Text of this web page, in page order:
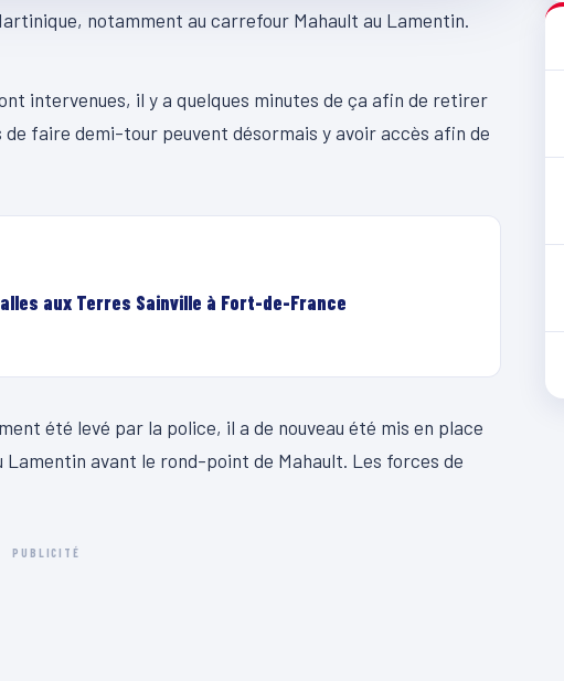
notamment au carrefour Mahault au Lamentin.
intervenues, il y a quelques minutes de ça afin de retirer
faire demi-tour peuvent désormais y avoir accès afin de
aux Terres Sainville à Fort-de-France
été levé par la police, il a de nouveau été mis en place
avant le rond-point de Mahault. Les forces de
PUBLICITÉ